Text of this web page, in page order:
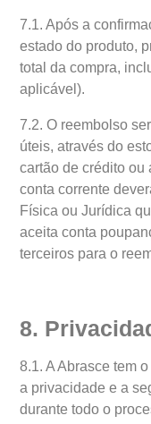
7.1. Após a
estado do produto,
total da compra,
aplicável).
7.2. O reembolso
úteis, através do
cartão de crédito ou
conta corrente
Física ou Jurídica
aceita conta
terceiros para o
8.
8.1. A Abrasce tem
a privacidade e a
durante todo o